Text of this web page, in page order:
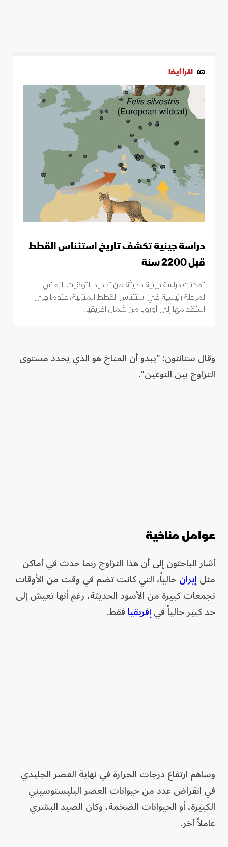
اقرأ أيضاً
دراسة جينية تكشف تاريخ استئناس القطط
قبل 2200 سنة
تمكنت دراسة جينية حديثة من تحديد التوقيت الزمني
لمرحلة رئيسية في استئناس القطط المنزلية، عندما جرى
استقدامها إلى أوروبا من شمال إفريقيا.
وقال ستانتون: "يبدو أن المناخ هو الذي يحدد مستوى
التزاوج بين النوعين".
عوامل مناخية
أشار الباحثون إلى أن هذا التزاوج ربما حدث في أماكن
مثلإيرانحالياً، التي كانت تضم في وقت من الأوقات
تجمعات كبيرة من الأسود الحديثة، رغم أنها تعيش إلى
حد كبير حالياً فيإفريقيافقط.
وساهم ارتفاع درجات الحرارة في نهاية العصر الجليدي
في انقراض عدد من حيوانات العصر البليستوسيني
الكبيرة، أو الحيوانات الضخمة، وكان الصيد البشري
عاملاً آخر.